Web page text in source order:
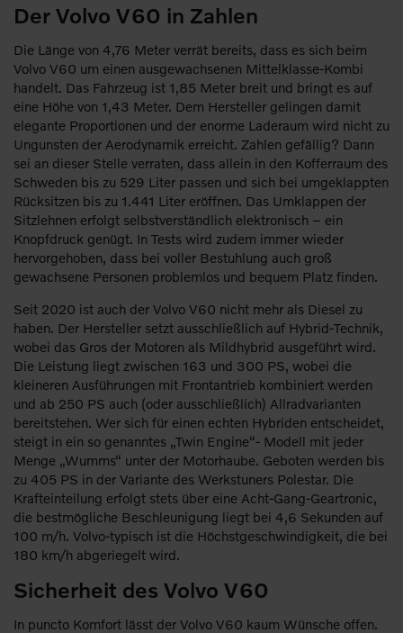
Der Volvo V60 in Zahlen
Die Länge von 4,76 Meter verrät bereits, dass es sich beim
Volvo V60 um einen ausgewachsenen Mittelklasse-Kombi
handelt. Das Fahrzeug ist 1,85 Meter breit und bringt es auf
eine Höhe von 1,43 Meter. Dem Hersteller gelingen damit
elegante Proportionen und der enorme Laderaum wird nicht zu
Ungunsten der Aerodynamik erreicht. Zahlen gefällig? Dann
sei an dieser Stelle verraten, dass allein in den Kofferraum des
Schweden bis zu 529 Liter passen und sich bei umgeklappten
Rücksitzen bis zu 1.441 Liter eröffnen. Das Umklappen der
Sitzlehnen erfolgt selbstverständlich elektronisch – ein
Knopfdruck genügt. In Tests wird zudem immer wieder
hervorgehoben, dass bei voller Bestuhlung auch groß
gewachsene Personen problemlos und bequem Platz finden.
Seit 2020 ist auch der Volvo V60 nicht mehr als Diesel zu
haben. Der Hersteller setzt ausschließlich auf Hybrid-Technik,
wobei das Gros der Motoren als Mildhybrid ausgeführt wird.
Die Leistung liegt zwischen 163 und 300 PS, wobei die
kleineren Ausführungen mit Frontantrieb kombiniert werden
und ab 250 PS auch (oder ausschließlich) Allradvarianten
bereitstehen. Wer sich für einen echten Hybriden entscheidet,
steigt in ein so genanntes „Twin Engine“- Modell mit jeder
Menge „Wumms“ unter der Motorhaube. Geboten werden bis
zu 405 PS in der Variante des Werkstuners Polestar. Die
Krafteinteilung erfolgt stets über eine Acht-Gang-Geartronic,
die bestmögliche Beschleunigung liegt bei 4,6 Sekunden auf
100 m/h. Volvo-typisch ist die Höchstgeschwindigkeit, die bei
180 km/h abgeriegelt wird.
Sicherheit des Volvo V60
In puncto Komfort lässt der Volvo V60 kaum Wünsche offen.